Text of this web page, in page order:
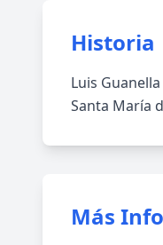
Historia
Luis
Santa María
Más